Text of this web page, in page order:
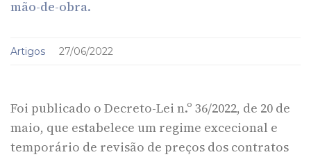
mão-de-obra.
Artigos 27/06/2022
Foi publicado o Decreto-Lei n.º 36/2022, de 20 de
maio, que estabelece um regime excecional e
temporário de revisão de preços dos contratos